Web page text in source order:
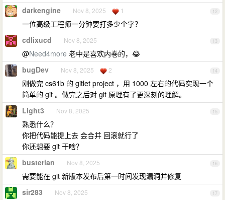
12
darkengine Nov 8, 2025 1
一位高级工程师一分钟要打多少个字？
13
cdlixucd Nov 8, 2025
@Need4more 老中是喜欢内卷的，😂
14
bugDev Nov 8, 2025 2
刚做完 cs61b 的 gitlet project ，用 1000 左右的代码实现一个
简单的 git 。做完之后对 git 原理有了更深刻的理解。
15
Light3 Nov 8, 2025
熟悉什么？
你把代码能提上去 会合并 回滚就行了
你还想要 git 干啥？
16
busterian Nov 8, 2025
需要能在 git 新版本发布后第一时间发现漏洞并修复
17
sir283 Nov 8, 2025